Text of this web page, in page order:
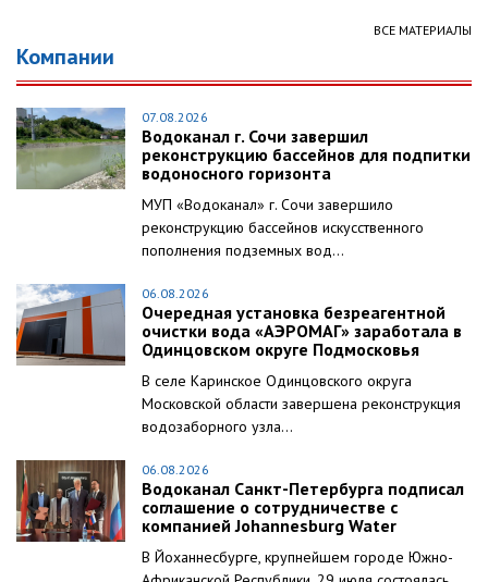
ВСЕ МАТЕРИАЛЫ
Компании
07.08.2026
Водоканал г. Сочи завершил
реконструкцию бассейнов для подпитки
водоносного горизонта
МУП «Водоканал» г. Сочи завершило
реконструкцию бассейнов искусственного
пополнения подземных вод...
06.08.2026
Очередная установка безреагентной
очистки вода «АЭРОМАГ» заработала в
Одинцовском округе Подмосковья
В селе Каринское Одинцовского округа
Московской области завершена реконструкция
водозаборного узла...
06.08.2026
Водоканал Санкт-Петербурга подписал
соглашение о сотрудничестве с
компанией Johannesburg Water
В Йоханнесбурге, крупнейшем городе Южно-